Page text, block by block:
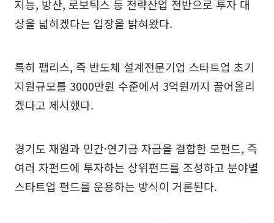
지능, 방산, 로보틱스 등 전략산업 전반으로 투자 대
상을 넓히겠다는 입장을 밝혀왔다.
특히 팹리스, 즉 반도체 설계전문기업 스타트업 초기
지원규모를 3000만원 수준에서 3억원까지 끌어올리
겠다고 제시했다.
경기도 재원과 민간·연기금 자금을 결합한 모펀드, 즉
여러 자펀드에 투자하는 상위펀드를 조성하고 분야별
스타트업 펀드를 운용하는 방식이 거론된다.